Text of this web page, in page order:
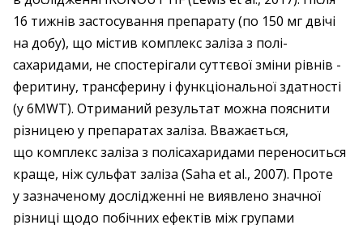
16 тижнів застосування ­препарату (по 150 мг двічі
на добу), що містив комплекс ­заліза з полі­
сахаридами, не спостерігали суттєвої зміни рівнів ­
феритину, трансфе­рину і функціональної здатності
(у 6MWT). Отриманий результат ­можна пояснити
різницею у препаратах ­заліза. ­Вважається,
що комплекс заліза з полісахаридами ­переноситься
краще, ніж сульфат заліза (Saha et al., 2007). Проте
у зазначеному дослід­женні не виявлено значної
різниці щодо побічних ефектів між групами